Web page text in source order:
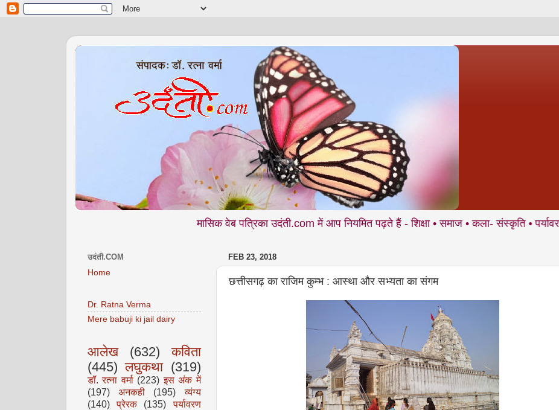
मासिक वेब पत्रिका उदंती.com में आप नियमित पढ़ते हैं - शिक्षा • समाज • कला- संस्कृति • पर्यावरण आदि
FEB 23, 2018
छत्तीसगढ़ का राजिम कुम्भ : आस्था और सभ्यता का संगम
उदंती.COM
Home
Dr. Ratna Verma
Mere babuji ki jail dairy
आलेख (632)
कविता
(445) लघुकथा (319)
डॉ. रत्ना वर्मा (223) इस अंक में
(197)
अनकही (195)
व्यंग्य
(140)
प्रेरक (135)
पर्यावरण